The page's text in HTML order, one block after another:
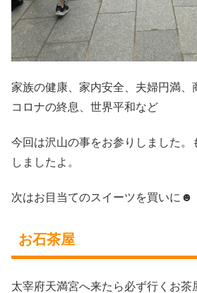
家族の健康、家内安全、夫婦円満、
コロナの終息、世界平和など
今回は沢山の事をお参りしました。
しましたよ。
次はお目当てのスイーツを買いに☻
お石茶屋
太宰府天満宮へ来たら必ず行くお茶